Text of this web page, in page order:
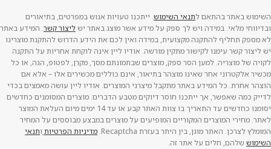
השימוש באתר בהתאם לתנאי השימוש. ייתכנו טעויות אנוש במפרטים, בתיאורים
ובדיווחי מלאי. במידה ויש לך ספק על מידע אשר מוצג באתר יש ליצור קשר. המידע באתר
לא מספק תחליף להתקנה מקצועית, במידה ואין לכם את הידע הדרוש להתקנת מוצרינו
יש ליצור קשר עימנו לקישור מתקין מורשה. אודיו ליין אינה לוקחת אחריות על התקנה
לקויה של מוצריה. למען הסר ספק, מוצרים שבתמונתם מסך, מקרן, לפטופ, הגה, או כל
מכשיר אלקטרוני אחר שאינו מוצהר בתיאור, אינם כוללים מכשירים אלו – אלא אם
הוצהר אחרת. כל המידע באתר מתקבל מיצרני המוצרים. אודיו ליין עושה מאמצים בכדי
לדייק כמה שאפשר, אך ייתכנו חוסר דיוקים מטבע הדברים. מוצרים המסומנים כחדשים
יסומנו כחדשים עד התאריך בו צוות האתר קבע או עד 14 ימים מיום העלאת המוצר
לאתר. מחירי המוצרים המקוריים המופיעים על מוצרים במבצע מבוססים על המחיר
המומלץ לצרכן. האתר מוגן, בין היתר בעזרת Recaptcha.
מדיניות הפרטיות ותנאי
השימוש שלהם, חלים על אתר זה.